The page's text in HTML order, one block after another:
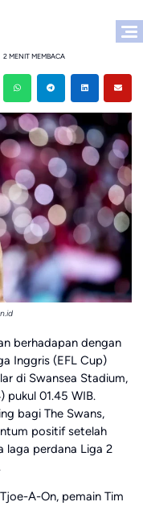
2 MENIT MEMBACA
berhadapan dengan
Inggris (EFL Cup)
di Swansea Stadium,
pukul 01.45 WIB.
bagi The Swans,
positif setelah
laga perdana Liga 2
A-On, pemain Tim